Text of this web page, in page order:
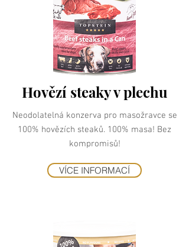
Hovězí steaky v plechu
Neodolatelná konzerva pro masožravce se
100% hovězích steaků. 100% masa! Bez
kompromisů!
VÍCE INFORMACÍ